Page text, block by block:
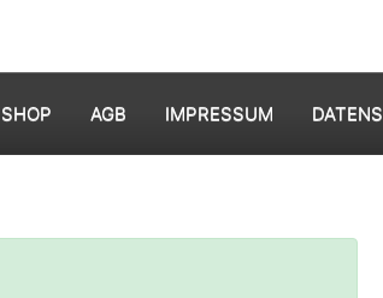
SHOP AGB IMPRESSUM